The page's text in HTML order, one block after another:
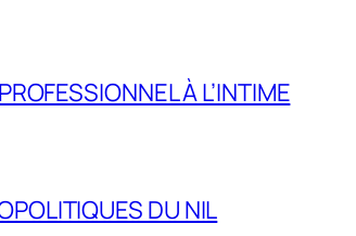
À L’INTIME
DU NIL